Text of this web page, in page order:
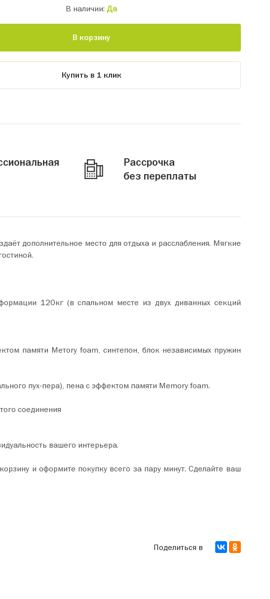
В наличии: Да
В корзину
Купить в 1 клик
Рассрочка
без переплаты
дополнительное место для отдыха и расслабления. Мягкие
120кг (в спальном месте из двух диванных секций
памяти Метory foam, синтепон, блок независимых пружин
пух-пера), пена с эффектом памяти Memory foam.
соединения
вашего интерьера.
Поделиться в